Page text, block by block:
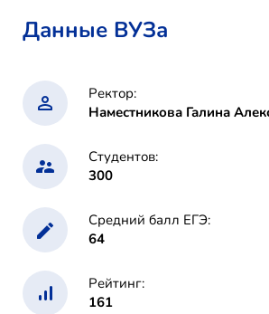
Данные ВУЗа
Ректор:
Наместникова Галина
Студентов:
300
Средний балл ЕГЭ:
64
Рейтинг:
161